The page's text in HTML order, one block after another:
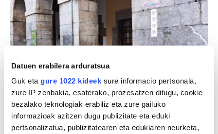
Datuen erabilera arduratsua
Guk eta gure 1022 kideek sure informacio pertsonala,
zure IP zenbakia, esaterako, prozesatzen ditugu, cookie
bezalako teknologiak erabiliz eta zure gailuko
informazioak azitzen dugu publizitate eta eduki
pertsonalizatua, publizitatearen eta edukiaren neurketa,